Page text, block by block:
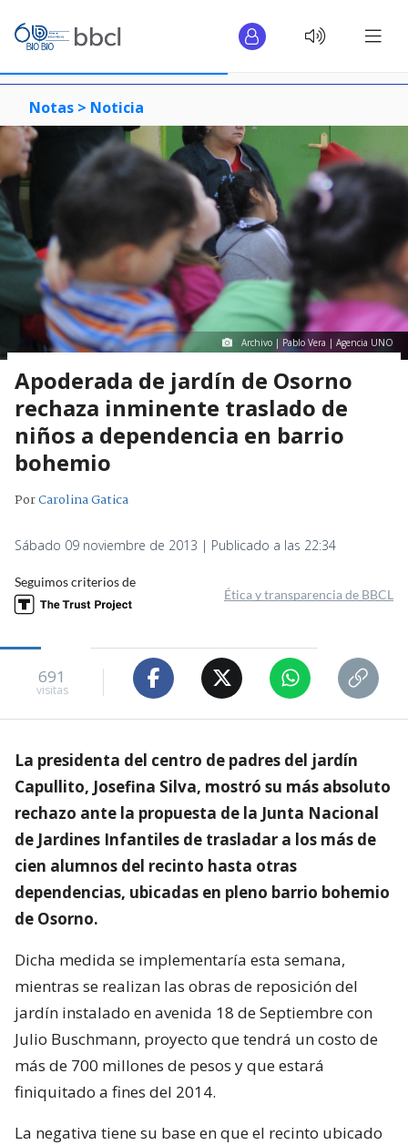
Notas > Noticia
Archivo | Pablo Vera | Agencia UNO
Apoderada de jardín de Osorno
rechaza inminente traslado de
niños a dependencia en barrio
bohemio
PorCarolina Gatica
Sábado 09 noviembre de 2013 | Publicado a las 22:34
Seguimos criterios de
Ética y transparencia de BBCL
691
visitas
La presidenta del centro de padres del jardín
Capullito, Josefina Silva, mostró su más absoluto
rechazo ante la propuesta de la Junta Nacional
de Jardines Infantiles de trasladar a los más de
cien alumnos del recinto hasta otras
dependencias, ubicadas en pleno barrio bohemio
de Osorno.
Dicha medida se implementaría esta semana,
mientras se realizan las obras de reposición del
jardín instalado en avenida 18 de Septiembre con
Julio Buschmann, proyecto que tendrá un costo de
más de 700 millones de pesos y que estará
finiquitado a fines del 2014.
La negativa tiene su base en que el recinto ubicado